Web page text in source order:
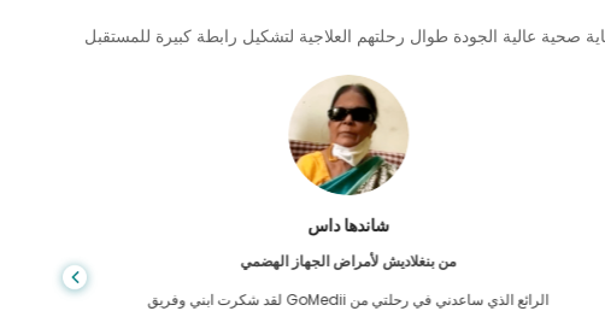
شاندها داس
من بنغلاديش لأمراض الجهاز الهضمي
لقد شكرت ابني وفريق GoMedii الرائع الذي ساعدني في رحلتي من